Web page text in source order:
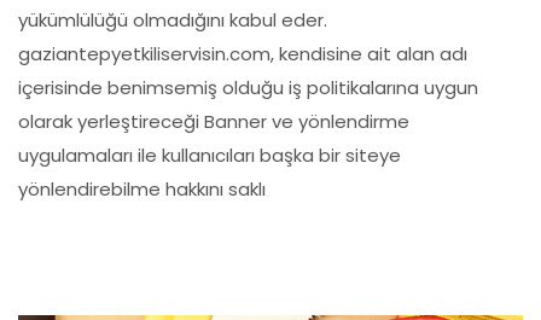
yükümlülüğü olmadığını kabul eder.
gaziantepyetkiliservisin.com, kendisine ait alan adı
içerisinde benimsemiş olduğu iş politikalarına uygun
olarak yerleştireceği Banner ve yönlendirme
uygulamaları ile kullanıcıları başka bir siteye
yönlendirebilme hakkını saklı